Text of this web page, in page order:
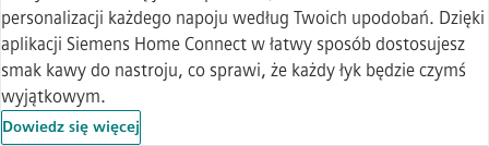
personalizacji każdego napoju według Twoich upodobań. Dzięki
aplikacji Siemens Home Connect w łatwy sposób dostosujesz
smak kawy do nastroju, co sprawi, że każdy łyk będzie czymś
wyjątkowym.
Dowiedz się więcej